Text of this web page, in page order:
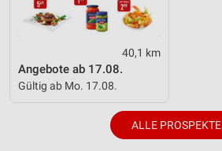
40,1 km
Angebote ab 17.08.
Gültig ab Mo. 17.08.
ALLE PROSPEKTE